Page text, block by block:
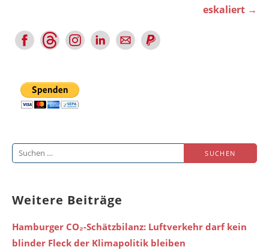
eskaliert →
Suchen
Weitere Beiträge
Hamburger CO₂-Schätzbilanz: Luftverkehr darf kein
blinder Fleck der Klimapolitik bleiben